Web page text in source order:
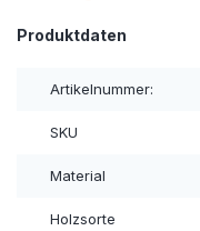
Produktdaten
Artikelnummer:
SKU
Material
Holzsorte